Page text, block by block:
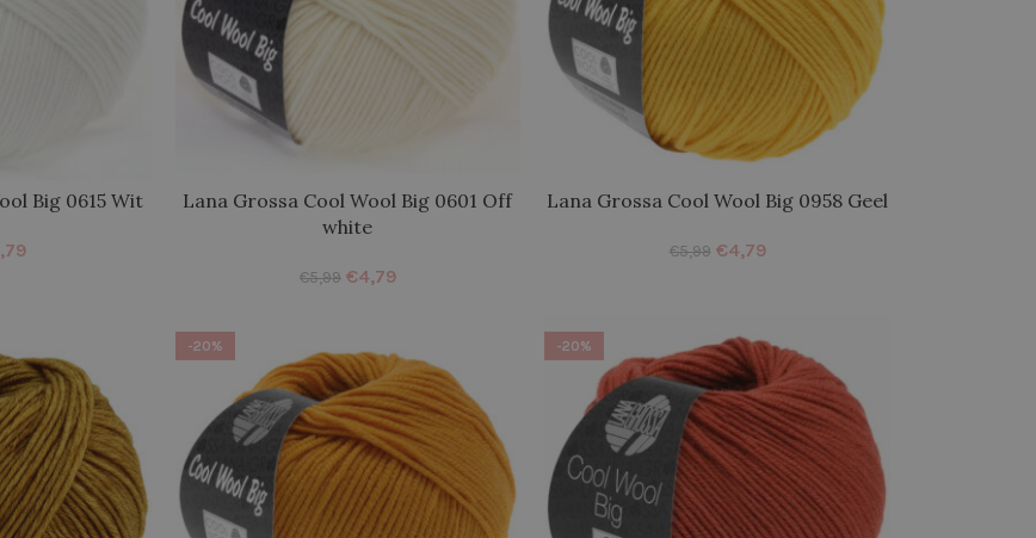
Big 0615 Wit
Lana Grossa Cool Wool Big 0601 Off
white
€5,99 €4,79
Lana Grossa Cool Wool Big 0958 Geel
€5,99 €4,79
-20% -20%